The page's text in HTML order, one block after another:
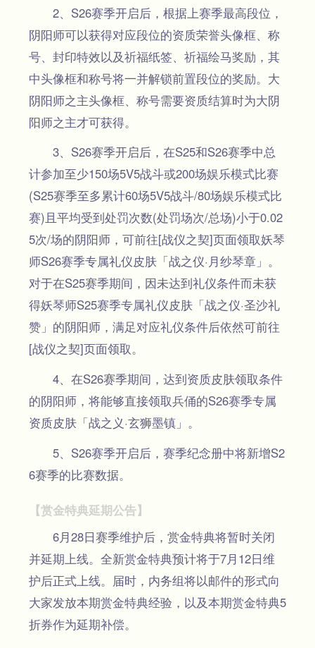
2、S26赛季开启后，根据上赛季最高段位，
阴阳师可以获得对应段位的资质荣誉头像框、称
号、封印特效以及祈福纸签、祈福绘马奖励，其
中头像框和称号将一并解锁前置段位的奖励。大
阴阳师之主头像框、称号需要资质结算时为大阴
阳师之主才可获得。
3、S26赛季开启后，在S25和S26赛季中总
计参加至少150场5V5战斗或200场娱乐模式比赛
(S25赛季至多累计60场5V5战斗/80场娱乐模式比
赛)且平均受到处罚次数(处罚场次/总场)小于0.02
5次/场的阴阳师，可前往[战仪之契]页面领取妖琴
师S26赛季专属礼仪皮肤「战之仪·月纱琴章」。
对于在S25赛季期间，因未达到礼仪条件而未获
得妖琴师S25赛季专属礼仪皮肤「战之仪·圣沙礼
赞」的阴阳师，满足对应礼仪条件后依然可前往
[战仪之契]页面领取。
4、在S26赛季期间，达到资质皮肤领取条件
的阴阳师，将能够直接领取兵俑的S26赛季专属
资质皮肤「战之义·玄狮墨镇」。
5、S26赛季开启后，赛季纪念册中将新增S2
6赛季的比赛数据。
【赏金特典延期公告】
6月28日赛季维护后，赏金特典将暂时关闭
并延期上线。全新赏金特典预计将于7月12日维
护后正式上线。届时，内务组将以邮件的形式向
大家发放本期赏金特典经验，以及本期赏金特典5
折券作为延期补偿。